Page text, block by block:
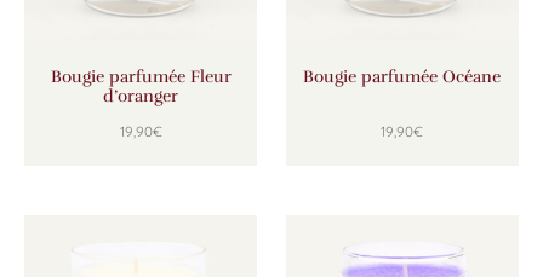
Bougie parfumée Fleur
d’oranger
19,90€
Bougie parfumée Océane
19,90€